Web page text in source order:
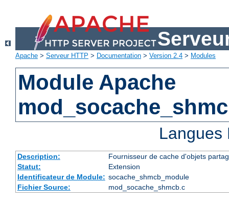
Apache > Serveur HTTP > Documentation > Version 2.4 > Modules
Module Apache
Description:
Fournisseur de cache d'objets
Statut:
Extension
Identificateur de Module: socache_shmcb_module
Fichier Source:
mod_socache_shmcb.c